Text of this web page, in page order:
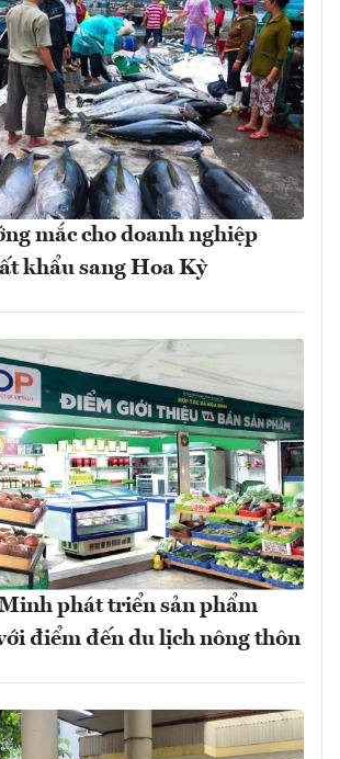
mắc cho doanh nghiệp
khẩu sang Hoa Kỳ
phát triển sản phẩm
điểm đến du lịch nông thôn